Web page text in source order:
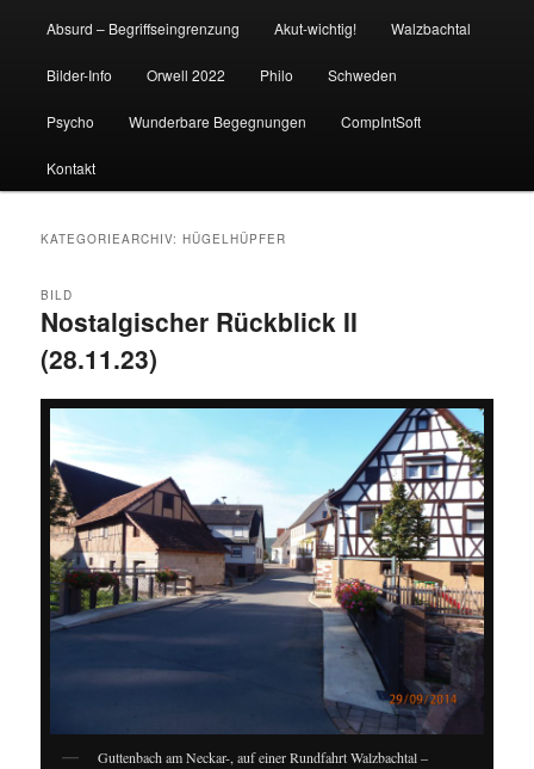
Absurd – Begriffseingrenzung Akut-wichtig! Walzbachtal
Bilder-Info Orwell 2022 Philo Schweden
Psycho Wunderbare Begegnungen CompIntSoft
Kontakt
KATEGORIEARCHIV:HÜGELHÜPFER
Nostalgischer Rückblick II
(28.11.23)
BILD
Guttenbach am Neckar-, auf einer Rundfahrt Walzbachtal –